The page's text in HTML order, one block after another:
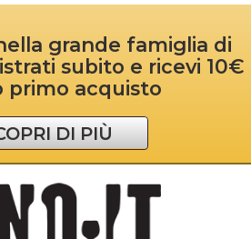
grande famiglia di
subito e ricevi 10€
primo acquisto
DI PIÙ